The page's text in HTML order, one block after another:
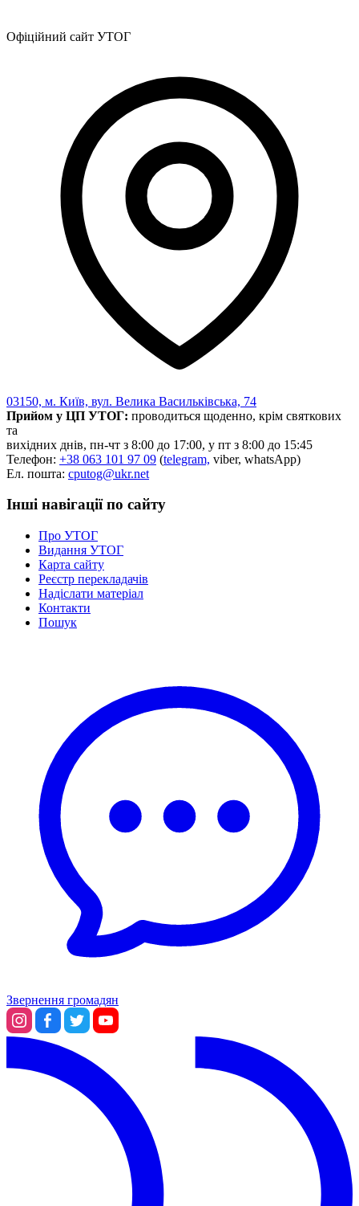
Одеська область
Рівненська область
Сумська область
Тернопільська область
Харківська область
Херсонська область
Хмельницька область
Черкаська область
Чернівецька область
Чернігівська область
Особи відповідальні за контактування з
питань укладення договорів
Вивчаємо жестову мову
Дитяча сторінка
Новини про жестову мову
Ресурс для вивчення жестових мов різних країн
ВІКТОРИНА
На допомогу військовим
Медична термінологія жестовою мовою
Статут УТОГ
Нормативна база УТОГ
Конвенція ООН
Декларації
Документи ВФГ
Міжнародні документи
Офіційний сайт УТОГ
03150, м. Київ, вул. Велика Васильківська, 74
Прийом у ЦП УТОГ: проводиться щоденно, крім святкових
та
вихідних днів, пн-чт з 8:00 до 17:00, у пт з 8:00 до 15:45
Телефон: +38 063 101 97 09 (telegram, viber, whatsApp)
Ел. пошта: cputog@ukr.net
Інші навігації по сайту
Про УТОГ
Видання УТОГ
Карта сайту
Реєстр перекладачів
Надіслати матеріал
Контакти
Пошук
Звернення громадян